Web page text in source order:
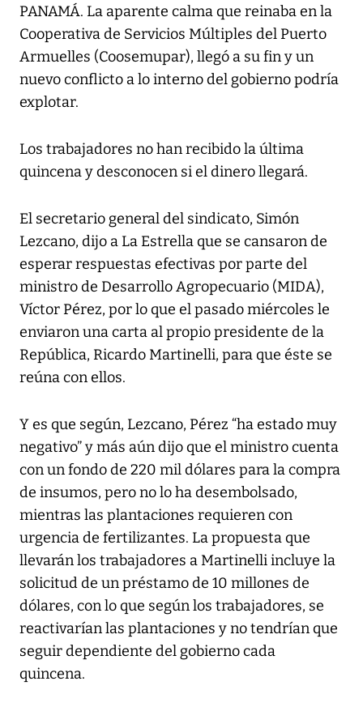
PANAMÁ. La aparente calma que reinaba en la
Cooperativa de Servicios Múltiples del Puerto
Armuelles (Coosemupar), llegó a su fin y un
nuevo conflicto a lo interno del gobierno podría
explotar.
Los trabajadores no han recibido la última
quincena y desconocen si el dinero llegará.
El secretario general del sindicato, Simón
Lezcano, dijo a La Estrella que se cansaron de
esperar respuestas efectivas por parte del
ministro de Desarrollo Agropecuario (MIDA),
Víctor Pérez, por lo que el pasado miércoles le
enviaron una carta al propio presidente de la
República, Ricardo Martinelli, para que éste se
reúna con ellos.
Y es que según, Lezcano, Pérez “ha estado muy
negativo” y más aún dijo que el ministro cuenta
con un fondo de 220 mil dólares para la compra
de insumos, pero no lo ha desembolsado,
mientras las plantaciones requieren con
urgencia de fertilizantes. La propuesta que
llevarán los trabajadores a Martinelli incluye la
solicitud de un préstamo de 10 millones de
dólares, con lo que según los trabajadores, se
reactivarían las plantaciones y no tendrían que
seguir dependiente del gobierno cada
quincena.